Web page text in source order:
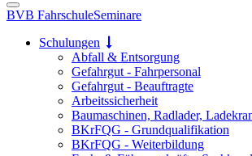
BVB FahrschuleSeminare
Schulungen
Abfall & Entsorgung
Gefahrgut - Fahrpersonal
Gefahrgut - Beauftragte
Arbeitssicherheit
Baumaschinen, Radlader,
BKrFQG - Grundqualifikation
BKrFQG - Weiterbildung